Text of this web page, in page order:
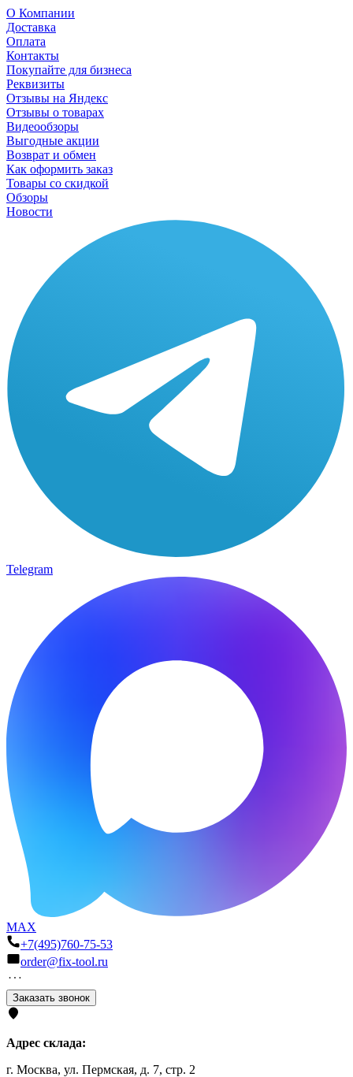
О Компании
Доставка
Оплата
Контакты
Покупайте для бизнеса
Реквизиты
Отзывы на Яндекс
Отзывы о товарах
Видеообзоры
Выгодные акции
Возврат и обмен
Как оформить заказ
Товары со скидкой
Обзоры
Новости
Telegram
MAX
+7(495)760-75-53
order@fix-tool.ru
Заказать звонок
Адрес склада:
г. Москва, ул. Пермская, д. 7, стр. 2